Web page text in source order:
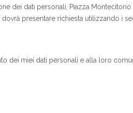
dei dati personali, Piazza Montecitorio
presentare richiesta utilizzando i
dei miei dati personali e alla loro